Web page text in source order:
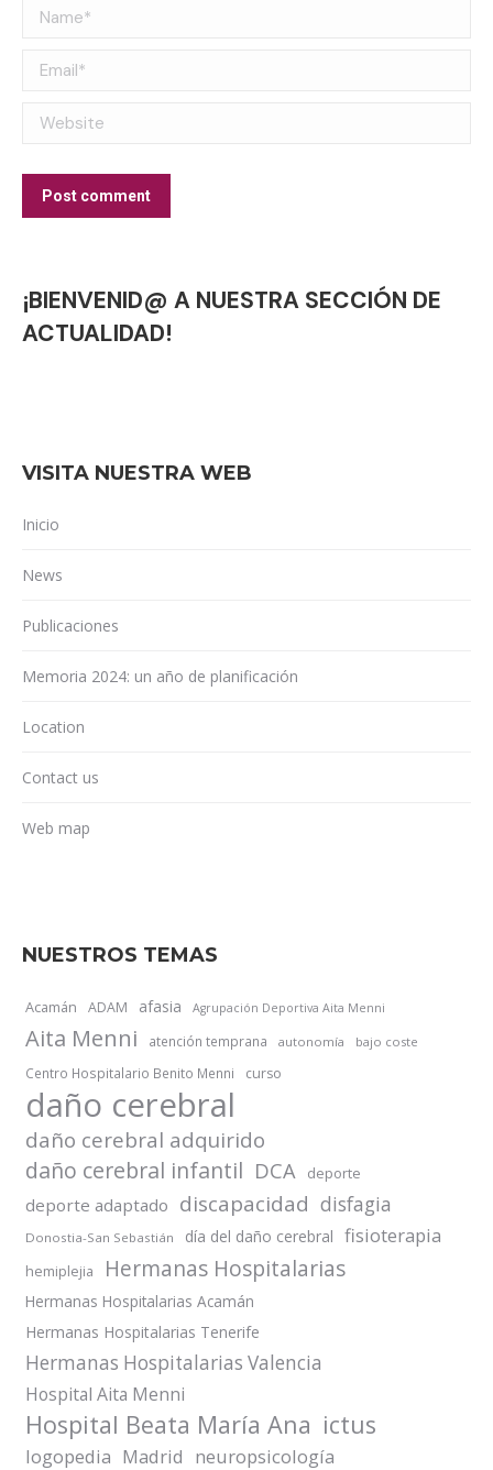
Name *
Email *
Website
Post comment
¡BIENVENID@ A NUESTRA SECCIÓN DE
ACTUALIDAD!
VISITA NUESTRA WEB
Inicio
News
Publicaciones
Memoria 2024: un año de planificación
Location
Contact us
Web map
NUESTROS TEMAS
Acamán ADAM afasia Agrupación Deportiva Aita Menni
Aita Menni atención temprana autonomía bajo coste
Centro Hospitalario Benito Menni curso
daño cerebral
daño cerebral adquirido
daño cerebral infantil DCA deporte
deporte adaptado discapacidad disfagia
Donostia-San Sebastián día del daño cerebral fisioterapia
hemiplejia Hermanas Hospitalarias
Hermanas Hospitalarias Acamán
Hermanas Hospitalarias Tenerife
Hermanas Hospitalarias Valencia
Hospital Aita Menni
Hospital Beata María Ana ictus
logopedia Madrid neuropsicología